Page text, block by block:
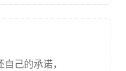
己的承诺，